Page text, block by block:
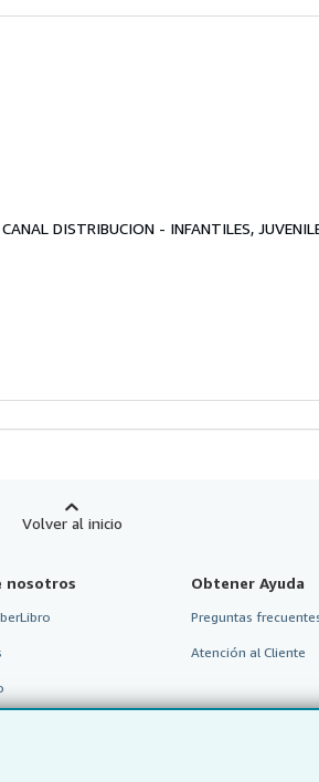
DISTRIBUCION - INFANTILES,
Volver al inicio
nosotros Obtener Ayuda
Preguntas
Atención al Cliente